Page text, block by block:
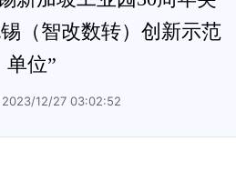
（智改数转）创新示范
单位”
2023/12/27 03:02:52